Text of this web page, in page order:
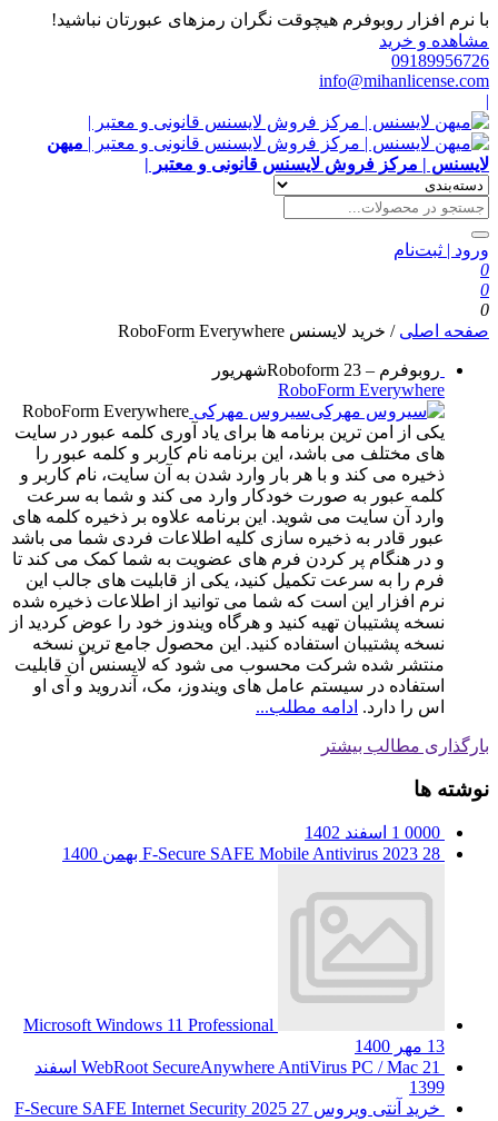
با نرم افزار روبوفرم هیچوقت نگران رمزهای عبورتان نباشید!
مشاهده و خرید
09189956726
info@mihanlicense.com
|
میهن
لایسنس | مرکز فروش لایسنس قانونی و معتبر |
ورود | ثبت‌نام
0
0
0
صفحه اصلی / خرید لایسنس RoboForm Everywhere
روبوفرم – Roboform 23
شهریور
RoboForm Everywhere
سیروس مهرکی RoboForm Everywhere
یکی از امن ترین برنامه ها برای یاد آوری کلمه عبور در سایت
های مختلف می باشد، این برنامه نام کاربر و کلمه عبور را
ذخیره می کند و با هر بار وارد شدن به آن سایت، نام کاربر و
کلمه عبور به صورت خودکار وارد می کند و شما به سرعت
وارد آن سایت می شوید. این برنامه علاوه بر ذخیره کلمه های
عبور قادر به ذخیره سازی کلیه اطلاعات فردی شما می باشد
و در هنگام پر کردن فرم های عضویت به شما کمک می کند تا
فرم را به سرعت تکمیل کنید، یکی از قابلیت های جالب این
نرم افزار این است که شما می توانید از اطلاعات ذخیره شده
نسخه پشتیبان تهیه کنید و هرگاه ویندوز خود را عوض کردید از
نسخه پشتیبان استفاده کنید. این محصول جامع ترین نسخه
منتشر شده شرکت محسوب می شود که لایسنس آن قابلیت
استفاده در سیستم عامل های ویندوز، مک، آندروید و آی او
اس را دارد. ادامه مطلب...
بارگذاری مطالب بیشتر
نوشته ها
0000 1 اسفند 1402
F-Secure SAFE Mobile Antivirus 2023 28 بهمن 1400
Microsoft Windows 11 Professional
13 مهر 1400
WebRoot SecureAnywhere AntiVirus PC / Mac 21 اسفند
1399
خرید آنتی ویروس F-Secure SAFE Internet Security 2025 27